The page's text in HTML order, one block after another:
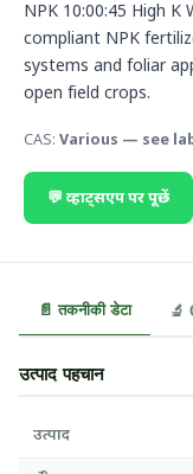
NPK 10:00:45 High K
compliant NPK
systems and foliar
open field crops.
CAS: Various — see
💬 व्हाट्सएप पर पूछें
📄 तकनीकी डेटा 🔬
उत्पाद पहचान
उत्पाद